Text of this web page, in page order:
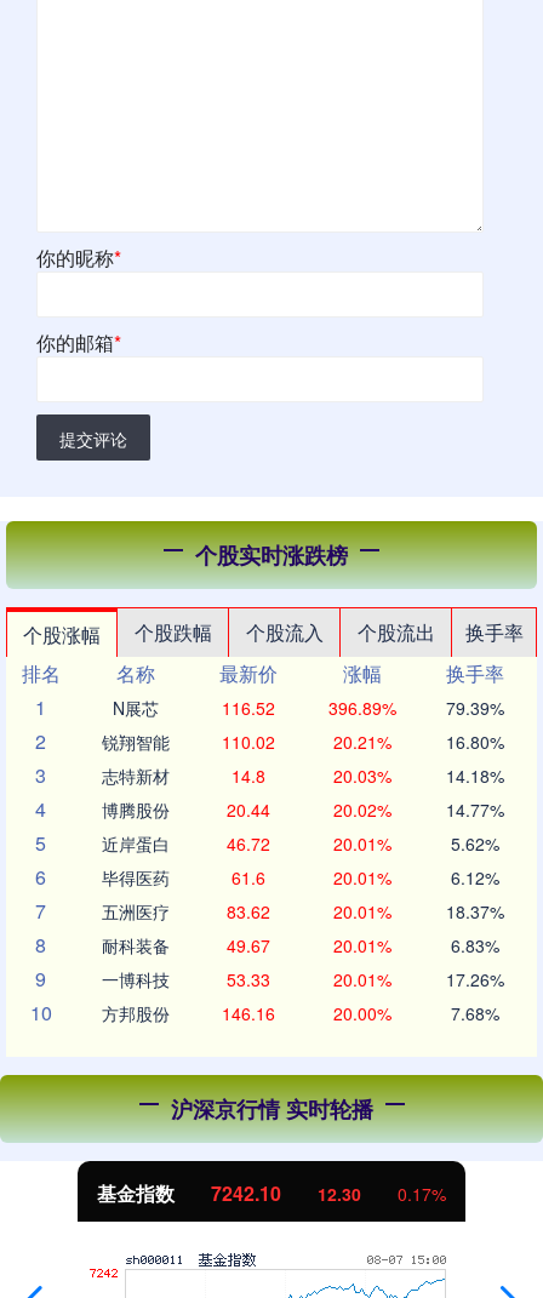
你的昵称*
你的邮箱*
提交评论
个股实时涨跌榜
个股涨幅 个股跌幅 个股流入 个股流出
换手率
排名
名称 最新价 涨幅
换手率
1
N展芯 116.52 396.89% 79.39%
2 锐翔智能 110.02 20.21% 16.80%
3 志特新材 14.8 20.03% 14.18%
4 博腾股份 20.44 20.02% 14.77%
5 近岸蛋白 46.72 20.01% 5.62%
6 毕得医药 61.6 20.01% 6.12%
7 五洲医疗 83.62 20.01% 18.37%
8 耐科装备 49.67 20.01% 6.83%
9 一博科技 53.33 20.01% 17.26%
10 方邦股份 146.16 20.00% 7.68%
沪深京行情 实时轮播
基金指数 7242.10 12.30 0.17%